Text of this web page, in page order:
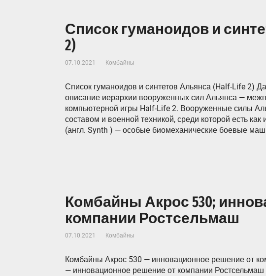
Список гуманоидов и
2)
07.10.2021 Комбайны
Список гуманоидов и синтетов Альянса (Half-Life 2)
описание иерархии вооруженных сил Альянса —
компьютерной игры Half-Life 2. Вооруженные силы
составом и военной техникой, среди которой есть
(англ. Synth ) — особые биомеханические боевые
Комбайны Акрос 530;
компании Ростсельмаш
07.10.2021 Комбайны
Комбайны Акрос 530 — инновационное решение от
— инновационное решение от компании